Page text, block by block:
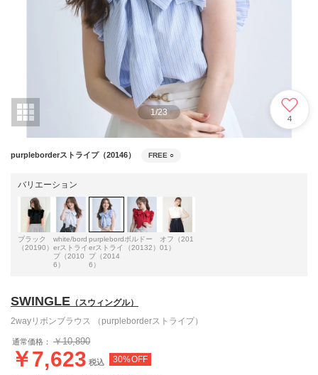
1 /23
4
purpleborderストライプ（20146） FREE ○
バリエーション
ブラック
（20190）
white/bord
erストライ
プ（2010
6）
purplebord
erストライ
プ（2014
6）
ボルドー
（20132）
オフ（201
01）
SWINGLE （スウィングル）
2wayリボンブラウス （purpleborderストライプ）
通常価格： ￥10,890
￥7,623 税込 30%OFF